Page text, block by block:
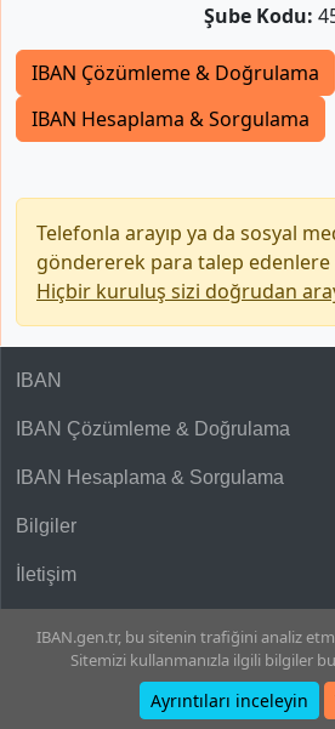
Şube Kodu:
IBAN Çözümleme & Doğrulama
IBAN Hesaplama & Sorgulama
Telefonla arayıp ya da sosyal
göndererek para talep
Hiçbir kuruluş sizi doğrudan
IBAN
IBAN Çözümleme & Doğrulama
IBAN Hesaplama & Sorgulama
Bilgiler
İletişim
IBAN.gen.tr, bu sitenin trafiğini analiz
Sitemizi kullanmanızla ilgili bilgiler bu
Ayrıntıları inceleyin